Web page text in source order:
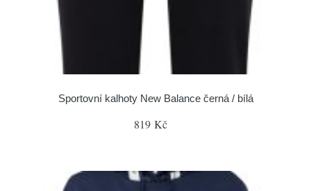
Sportovní kalhoty New Balance černá / bílá
819 Kč